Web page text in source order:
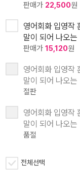
판매가 22,500원
영어회화 입영작
말이 되어 나오는
판매가 15,120원
영어회화 입영작
말이 되어 나오는
절판
영어회화 입영작
말이 되어 나오는
품절
전체선택